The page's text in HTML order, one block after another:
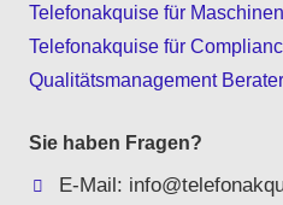
Telefonakquise für
Telefonakquise für
Qualitätsmanagement Berater
Sie haben Fragen?
E-Mail: